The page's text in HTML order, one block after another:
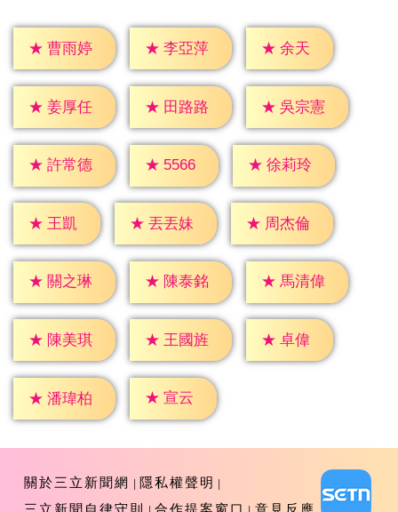
★ 曹雨婷 ★ 李亞萍 ★ 余天
★ 姜厚任 ★ 田路路 ★ 吳宗憲
★ 許常德 ★ 5566 ★ 徐莉玲
★ 王凱 ★ 丟丟妹 ★ 周杰倫
★ 關之琳 ★ 陳泰銘 ★ 馬清偉
★ 陳美琪 ★ 王國旌 ★ 卓偉
★ 潘瑋柏 ★ 宣云
關於三立新聞網
隱私權聲明